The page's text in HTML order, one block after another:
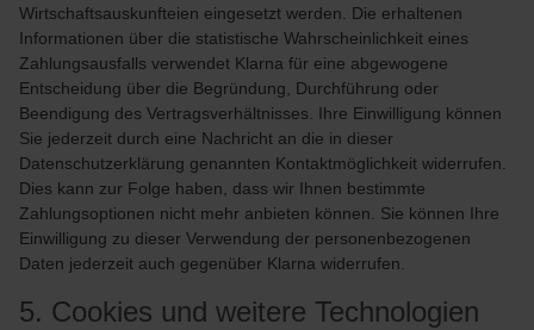
Wirtschaftsauskunfteien eingesetzt werden. Die erhaltenen
Informationen über die statistische Wahrscheinlichkeit eines
Zahlungsausfalls verwendet Klarna für eine abgewogene
Entscheidung über die Begründung, Durchführung oder
Beendigung des Vertragsverhältnisses. Ihre Einwilligung können
Sie jederzeit durch eine Nachricht an die in dieser
Datenschutzerklärung genannten Kontaktmöglichkeit widerrufen.
Dies kann zur Folge haben, dass wir Ihnen bestimmte
Zahlungsoptionen nicht mehr anbieten können. Sie können Ihre
Einwilligung zu dieser Verwendung der personenbezogenen
Daten jederzeit auch gegenüber Klarna widerrufen.
5. Cookies und weitere Technologien